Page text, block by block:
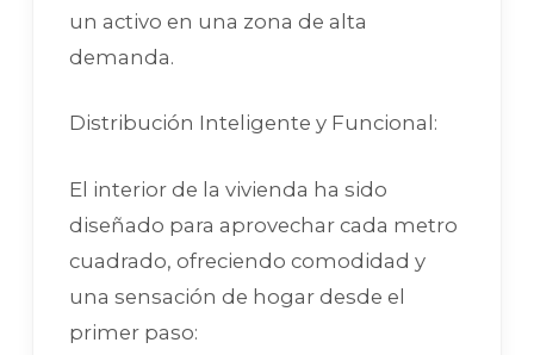
un activo en una zona de alta
demanda.
Distribución Inteligente y Funcional:
El interior de la vivienda ha sido
diseñado para aprovechar cada metro
cuadrado, ofreciendo comodidad y
una sensación de hogar desde el
primer paso: